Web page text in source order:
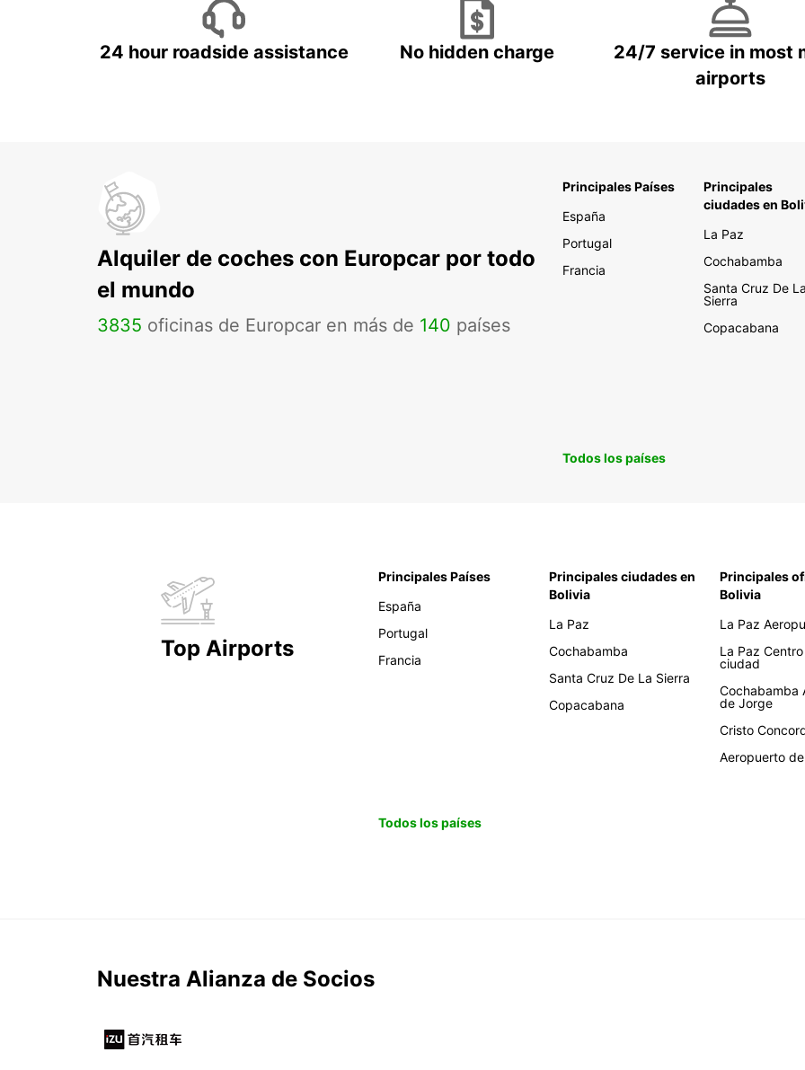
24 hour roadside assistance No hidden charge
24/7 service in most
airports
Alquiler de coches con Europcar por todo
el mundo
3835 oficinas de Europcar en más de 140 países
Principales Países
España
Portugal
Francia
Principales
ciudades en
La Paz
Cochabamba
Santa Cruz De La
Sierra
Copacabana
Todos los países
Top Airports
Principales Países
España
Portugal
Francia
Principales ciudades en
Bolivia
La Paz
Cochabamba
Santa Cruz De La Sierra
Copacabana
Principales
Bolivia
La Paz
La Paz
ciudad
Cochabamba
de Jorge
Cristo
Aeropuerto
Todos los países
Nuestra Alianza de Socios